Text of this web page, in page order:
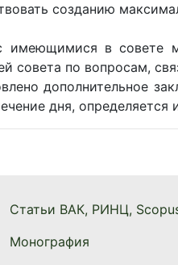
созданию
имеющимися в совете
совета по вопросам,
дополнительное
дня, определяется
Статьи ВАК, РИНЦ,
Монография